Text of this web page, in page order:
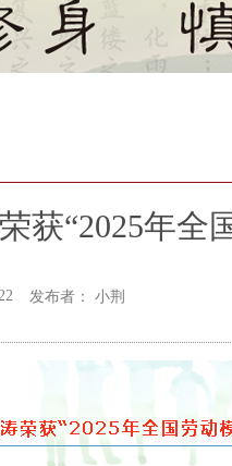
获“2025年全
发布者： 小荆